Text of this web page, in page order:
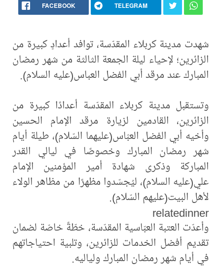
FACEBOOK TELEGRAM
شهدت مدينة كربلاء المقدّسة، توافد أعدادٍ كبيرة من
الزائرين؛ لإحياء ليلة الجمعة الثالثة من شهر رمضان
المبارك عند مرقد أبي الفضل العباس(عليه السلام).
وتستقبل مدينة كربلاء المقدّسة أعدادًا كبيرة من
الزائرين، القادمين لزيارة مرقد الإمام الحسين
وأخيه أبي الفضل العبّاس(عليهما السّلام)، طيلة أيام
شهر رمضان المبارك وخصوصًا في ليالي القدر
المباركة وذكرى شهادة أمير المؤمنين الإمام
علي(عليه السلام)، ليُجسّدوا مظهرًا من مظاهر الولاء
لأهل البيت(عليهم السّلام).
relatedinner
وأعدّت العتبة العبّاسية المقدّسة، خطّةً خاصّة لضمان
تقديم أفضل الخدمات للزائرين، وتلبية احتياجاتهم
في أيام شهر رمضان المبارك ولياليه.